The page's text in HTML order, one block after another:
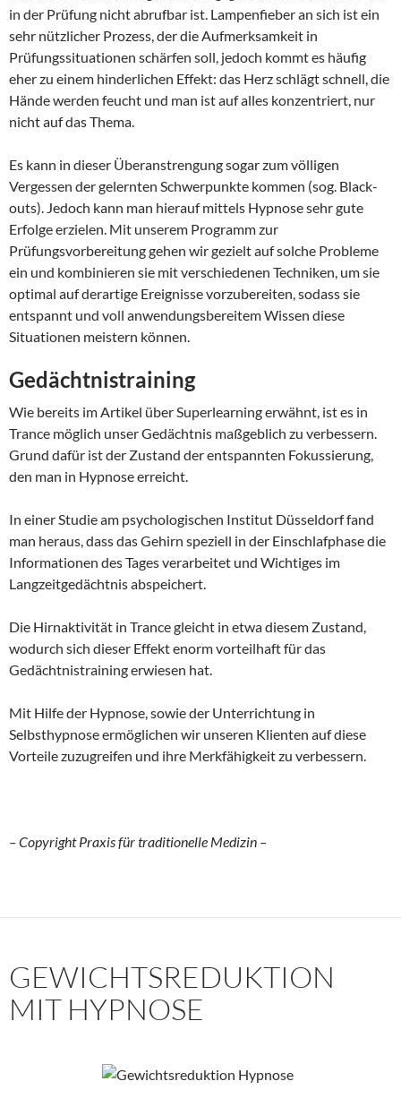
in der Prüfung nicht abrufbar ist. Lampenfieber an sich ist ein
sehr nützlicher Prozess, der die Aufmerksamkeit in
Prüfungssituationen schärfen soll, jedoch kommt es häufig
eher zu einem hinderlichen Effekt: das Herz schlägt schnell, die
Hände werden feucht und man ist auf alles konzentriert, nur
nicht auf das Thema.
Es kann in dieser Überanstrengung sogar zum völligen
Vergessen der gelernten Schwerpunkte kommen (sog. Black-
outs). Jedoch kann man hierauf mittels Hypnose sehr gute
Erfolge erzielen. Mit unserem Programm zur
Prüfungsvorbereitung gehen wir gezielt auf solche Probleme
ein und kombinieren sie mit verschiedenen Techniken, um sie
optimal auf derartige Ereignisse vorzubereiten, sodass sie
entspannt und voll anwendungsbereitem Wissen diese
Situationen meistern können.
Gedächtnistraining
Wie bereits im Artikel über Superlearning erwähnt, ist es in
Trance möglich unser Gedächtnis maßgeblich zu verbessern.
Grund dafür ist der Zustand der entspannten Fokussierung,
den man in Hypnose erreicht.
In einer Studie am psychologischen Institut Düsseldorf fand
man heraus, dass das Gehirn speziell in der Einschlafphase die
Informationen des Tages verarbeitet und Wichtiges im
Langzeitgedächtnis abspeichert.
Die Hirnaktivität in Trance gleicht in etwa diesem Zustand,
wodurch sich dieser Effekt enorm vorteilhaft für das
Gedächtnistraining erwiesen hat.
Mit Hilfe der Hypnose, sowie der Unterrichtung in
Selbsthypnose ermöglichen wir unseren Klienten auf diese
Vorteile zuzugreifen und ihre Merkfähigkeit zu verbessern.
– Copyright Praxis für traditionelle Medizin –
GEWICHTSREDUKTION
MIT HYPNOSE